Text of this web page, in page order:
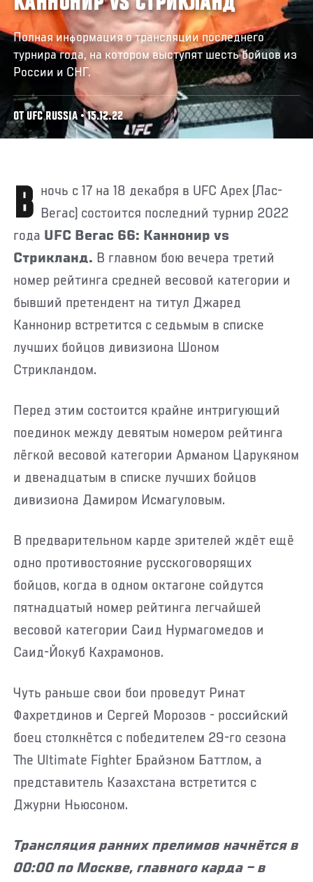
Полная информация о трансляции последнего
турнира года, на котором выступят шесть бойцов из
России и СНГ.
ОТ UFC RUSSIA • 15.12.22
В ночь с 17 на 18 декабря в UFC Apex (Лас- Вегас) состоится последний турнир 2022
года UFC Вегас 66: Каннонир vs
Стрикланд. В главном бою вечера третий
номер рейтинга средней весовой категории и
бывший претендент на титул Джаред
Каннонир встретится с седьмым в списке
лучших бойцов дивизиона Шоном
Стрикландом.
Перед этим состоится крайне интригующий
поединок между девятым номером рейтинга
лёгкой весовой категории Арманом Царукяном
и двенадцатым в списке лучших бойцов
дивизиона Дамиром Исмагуловым.
В предварительном карде зрителей ждёт ещё
одно противостояние русскоговорящих
бойцов, когда в одном октагоне сойдутся
пятнадцатый номер рейтинга легчайшей
весовой категории Саид Нурмагомедов и
Саид-Йокуб Кахрамонов.
Чуть раньше свои бои проведут Ринат
Фахретдинов и Сергей Морозов - российский
боец столкнётся с победителем 29-го сезона
The Ultimate Fighter Брайэном Баттлом, а
представитель Казахстана встретится с
Джурни Ньюсоном.
Трансляция ранних прелимов начнётся в
00:00 по Москве, главного карда – в